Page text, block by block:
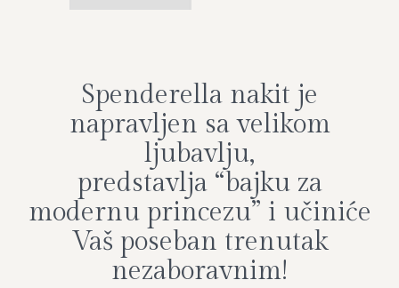
Spenderella nakit je
napravljen sa velikom
ljubavlju,
predstavlja “bajku za
modernu princezu” i učiniće
Vaš poseban trenutak
nezaboravnim!